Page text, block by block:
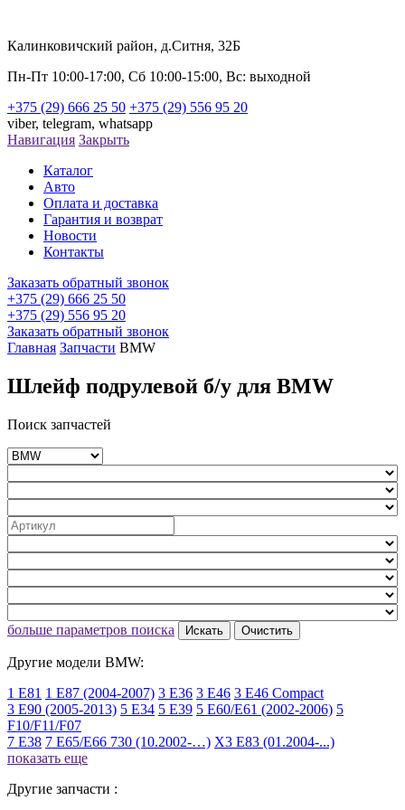
Калинковичский район, д.Ситня, 32Б
Пн-Пт 10:00-17:00, Сб 10:00-15:00, Вс: выходной
+375 (29) 666 25 50 +375 (29) 556 95 20
viber, telegram, whatsapp
Навигация Закрыть
Каталог
Авто
Оплата и доставка
Гарантия и возврат
Новости
Контакты
Заказать обратный звонок
+375 (29) 666 25 50
+375 (29) 556 95 20
Заказать обратный звонок
Главная Запчасти BMW
Шлейф подрулевой б/у для BMW
Поиск запчастей
больше параметров поиска Искать Очистить
Другие модели BMW:
1 E81 1 E87 (2004-2007) 3 E36 3 E46 3 E46 Compact
3 E90 (2005-2013) 5 E34 5 E39 5 E60/E61 (2002-2006) 5
F10/F11/F07
7 E38 7 E65/E66 730 (10.2002-…) X3 E83 (01.2004-...)
показать еще
Другие запчасти :